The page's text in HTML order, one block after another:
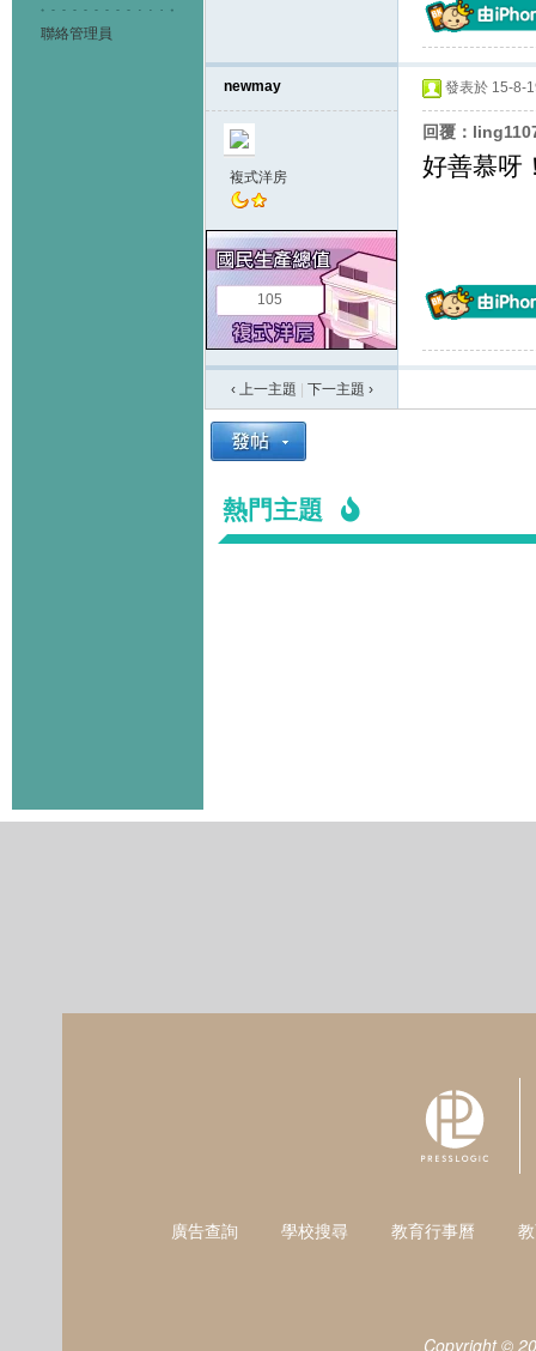
聯絡管理員
newmay
複式洋房
105
發表於 15-8-
回覆：
好善慕呀
‹ 上一主題 下一主題 ›
熱門主題
廣告查詢 學校搜尋 教育行事曆
Copyright ©